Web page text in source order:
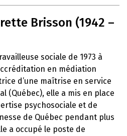
Brisson (1942 –
sociale de 1973 à
en médiation
d’une maîtrise en service
(Québec), elle a mis en place
psychosociale et de
de Québec pendant plus
a occupé le poste de